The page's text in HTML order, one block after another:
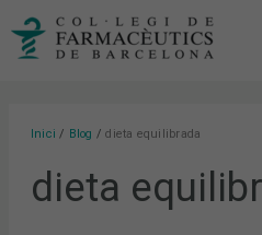
Inici Blog dieta equilibrada
dieta